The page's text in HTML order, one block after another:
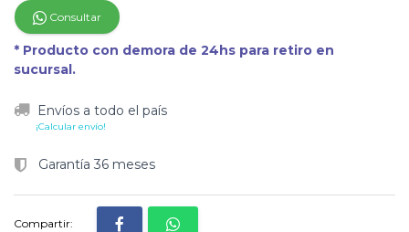
Consultar
* Producto con demora de 24hs para retiro en
sucursal.
Envíos a todo el país
¡Calcular envío!
Garantía 36 meses
Compartir: